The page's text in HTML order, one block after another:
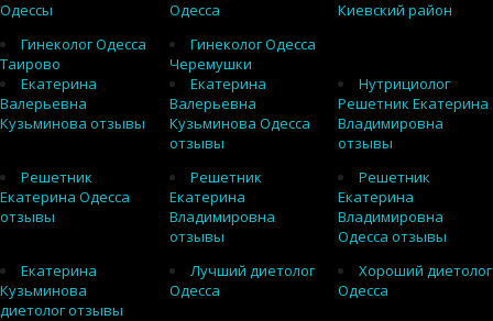
Одессы Одесса
Киевский район
Гинеколог Одесса
Таирово
Гинеколог Одесса
Черемушки
Екатерина
Валерьевна
Кузьминова отзывы
Екатерина
Валерьевна
Кузьминова Одесса
отзывы
Нутрициолог
Решетник Екатерина
Владимировна
отзывы
Решетник
Екатерина Одесса
отзывы
Решетник
Екатерина
Владимировна
отзывы
Решетник
Екатерина
Владимировна
Одесса отзывы
Екатерина
Кузьминова
диетолог отзывы
Лучший диетолог
Одесса
Хороший диетолог
Одесса